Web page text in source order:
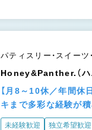
パティスリー・スイーツ
Honey&Panther.（ハ
【月8～10休／年間
キまで多彩な経験が
未経験歓迎 独立希望歓迎